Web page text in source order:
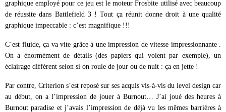
graphique employé pour ce jeu est le moteur Frosbite utilisé avec beaucoup
de réussite dans Battlefield 3 ! Tout ça réunit donne droit à une qualité
graphique impeccable : c’est magnifique !!!
C’est fluide, ça va vite grâce à une impression de vitesse impressionnante .
On a énormément de détails (des papiers qui volent par exemple), un
éclairage différent selon si on roule de jour ou de nuit : ça en jette !
Par contre, Criterion s’est reposé sur ses acquis vis-à-vis du level design car
au début, on a l’impression de jouer à Burnout… J’ai joué des heures à
Burnout paradise et j’avais l’impression de déjà vu les mêmes barrières à